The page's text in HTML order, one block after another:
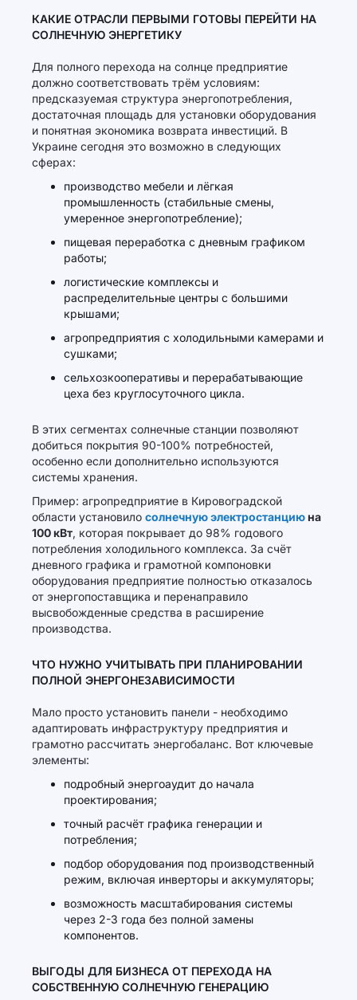
КАКИЕ ОТРАСЛИ ПЕРВЫМИ ГОТОВЫ ПЕРЕЙТИ НА
СОЛНЕЧНУЮ ЭНЕРГЕТИКУ
Для полного перехода на солнце предприятие
должно соответствовать трём условиям:
предсказуемая структура энергопотребления,
достаточная площадь для установки оборудования
и понятная экономика возврата инвестиций. В
Украине сегодня это возможно в следующих
сферах:
производство мебели и лёгкая
промышленность (стабильные смены,
умеренное энергопотребление);
пищевая переработка с дневным графиком
работы;
логистические комплексы и
распределительные центры с большими
крышами;
агропредприятия с холодильными камерами и
сушками;
сельхозкооперативы и перерабатывающие
цеха без круглосуточного цикла.
В этих сегментах солнечные станции позволяют
добиться покрытия 90-100% потребностей,
особенно если дополнительно используются
системы хранения.
Пример: агропредприятие в Кировоградской
области установило солнечную электростанциюна
100 кВт, которая покрывает до 98% годового
потребления холодильного комплекса. За счёт
дневного графика и грамотной компоновки
оборудования предприятие полностью отказалось
от энергопоставщика и перенаправило
высвобожденные средства в расширение
производства.
ЧТО НУЖНО УЧИТЫВАТЬ ПРИ ПЛАНИРОВАНИИ
ПОЛНОЙ ЭНЕРГОНЕЗАВИСИМОСТИ
Мало просто установить панели - необходимо
адаптировать инфраструктуру предприятия и
грамотно рассчитать энергобаланс. Вот ключевые
элементы:
подробный энергоаудит до начала
проектирования;
точный расчёт графика генерации и
потребления;
подбор оборудования под производственный
режим, включая инверторы и аккумуляторы;
возможность масштабирования системы
через 2-3 года без полной замены
компонентов.
ВЫГОДЫ ДЛЯ БИЗНЕСА ОТ ПЕРЕХОДА НА
СОБСТВЕННУЮ СОЛНЕЧНУЮ ГЕНЕРАЦИЮ